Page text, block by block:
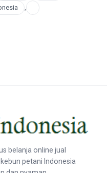
,
belanja online jual
petani Indonesia